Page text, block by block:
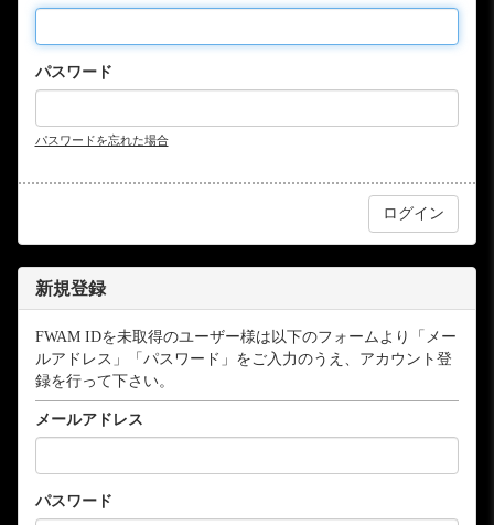
パスワード
パスワードを忘れた場合
新規登録
FWAM IDを未取得のユーザー様は以下のフォームより「メー
ルアドレス」「パスワード」をご入力のうえ、アカウント登
録を行って下さい。
メールアドレス
パスワード